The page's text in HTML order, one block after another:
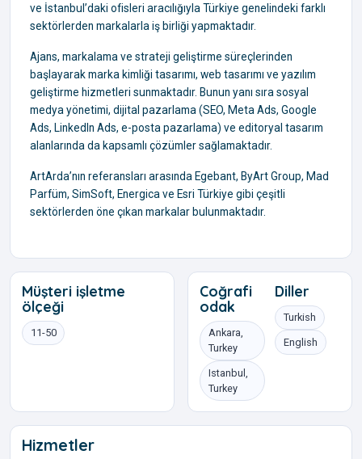
ve İstanbul’daki ofisleri aracılığıyla Türkiye genelindeki farklı
sektörlerden markalarla iş birliği yapmaktadır.
Ajans, markalama ve strateji geliştirme süreçlerinden
başlayarak marka kimliği tasarımı, web tasarımı ve yazılım
geliştirme hizmetleri sunmaktadır. Bunun yanı sıra sosyal
medya yönetimi, dijital pazarlama (SEO, Meta Ads, Google
Ads, LinkedIn Ads, e-posta pazarlama) ve editoryal tasarım
alanlarında da kapsamlı çözümler sağlamaktadır.
ArtArda’nın referansları arasında Egebant, ByArt Group, Mad
Parfüm, SimSoft, Energica ve Esri Türkiye gibi çeşitli
sektörlerden öne çıkan markalar bulunmaktadır.
Müşteri işletme
ölçeği
11-50
Coğrafi
odak
Ankara,
Turkey
Istanbul,
Turkey
Diller
Turkish
English
Hizmetler